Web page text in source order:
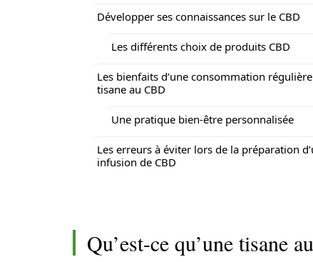
Développer ses connaissances sur le CBD
Les différents choix de produits CBD
Les bienfaits d’une consommation
tisane au CBD
Une pratique bien-être personnalisée
Les erreurs à éviter lors de la préparation
infusion de CBD
Qu’est-ce qu’une tisane